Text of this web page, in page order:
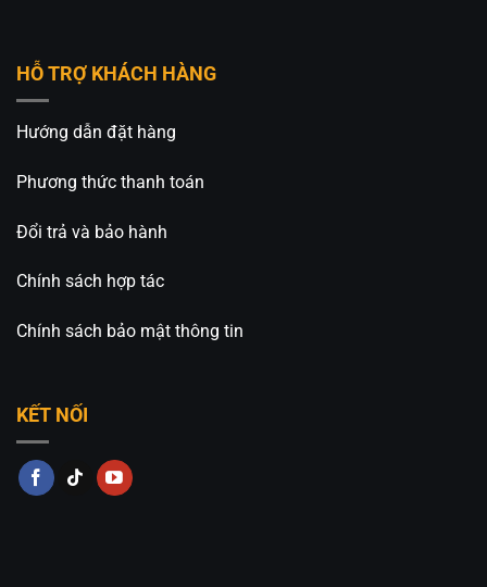
Nhà Hàng: Đèn giúp tạo điểm nhấn cho khu vực
trải nghiệm khách hàng. Ánh sáng dịu nhẹ còn
thất.
Quán Cafe: Đối với các quán cafe theo phong
đèn này là lựa chọn lý tưởng giúp tạo nên
hàng.
nghiệp và đẳng cấp cho khu vực lễ tân, sảnh
khách sạn.
HỖ TRỢ KHÁCH HÀNG
Hướng dẫn đặt hàng
Phương thức thanh toán
Đổi trả và bảo hành
Chính sách hợp tác
Chính sách bảo mật thông tin
KẾT NỐI